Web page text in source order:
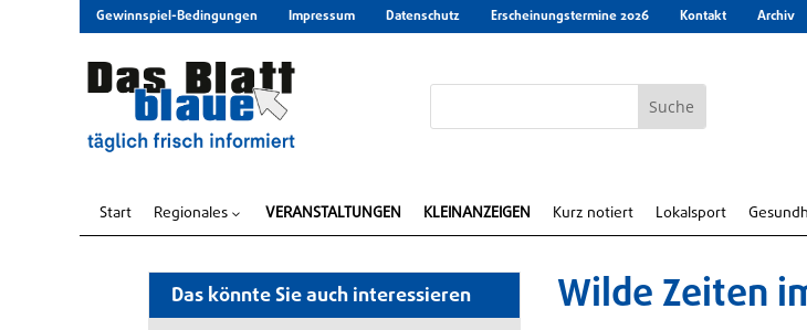
Gewinnspiel-Bedingungen Impressum Datenschutz Erscheinungstermine 2026 Kontakt Archiv
Start Regionales 3 VERANSTALTUNGEN KLEINANZEIGEN Kurz notiert Lokalsport
Das könnte Sie auch interessieren Wilde Zeiten